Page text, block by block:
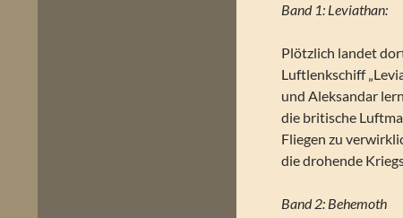
Band 1: Leviathan:
Plötzlich landet
Luftlenkschiff
und Aleksandar
die britische
Fliegen zu
die drohende
Band 2: Behemoth